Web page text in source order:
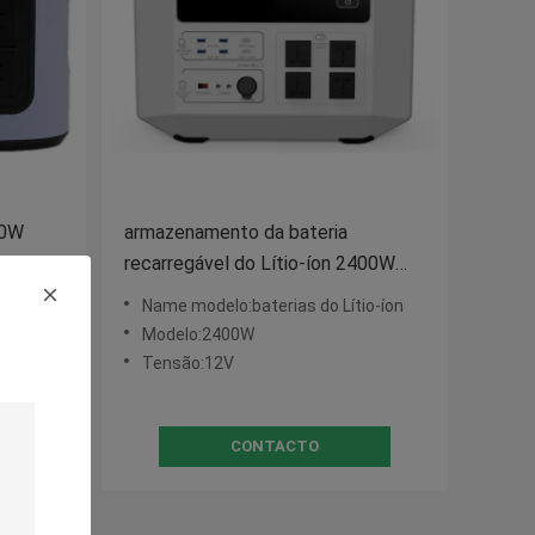
armazenamento da bateria
recarregável do Lítio-íon 2400W
para o acampamento exterior
Name modelo:baterias do Lítio-íon
Modelo:2400W
Tensão:12V
CONTACTO